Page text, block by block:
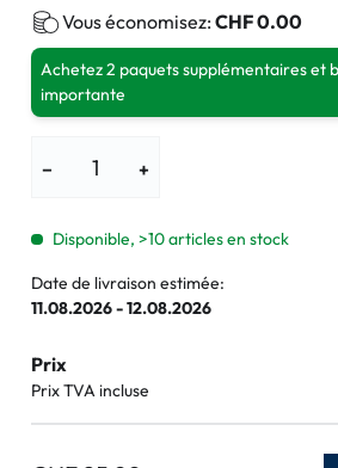
Vous économisez: CHF 0.00
Achetez 2 paquets supplémentaires et
importante
− +
Disponible, >10 articles en stock
Date de livraison estimée:
11.08.2026 - 12.08.2026
Prix
Prix TVA incluse